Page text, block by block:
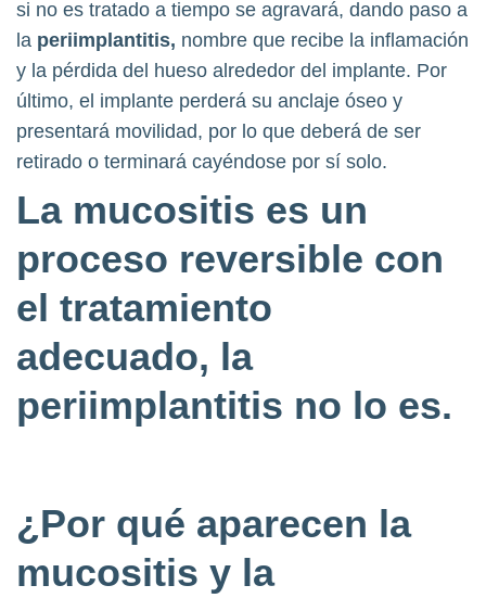
si no es tratado a tiempo se agravará, dando paso a
la periimplantitis, nombre que recibe la inflamación
y la pérdida del hueso alrededor del implante. Por
último, el implante perderá su anclaje óseo y
presentará movilidad, por lo que deberá de ser
retirado o terminará cayéndose por sí solo.
La mucositis es un
proceso reversible con
el tratamiento
adecuado, la
periimplantitis no lo es.
¿Por qué aparecen la
mucositis y la